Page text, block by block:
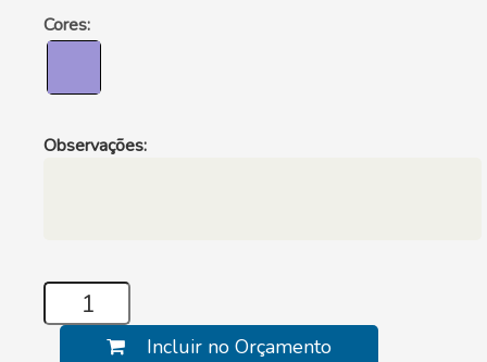
Cores:
Observações:
Incluir no Orçamento